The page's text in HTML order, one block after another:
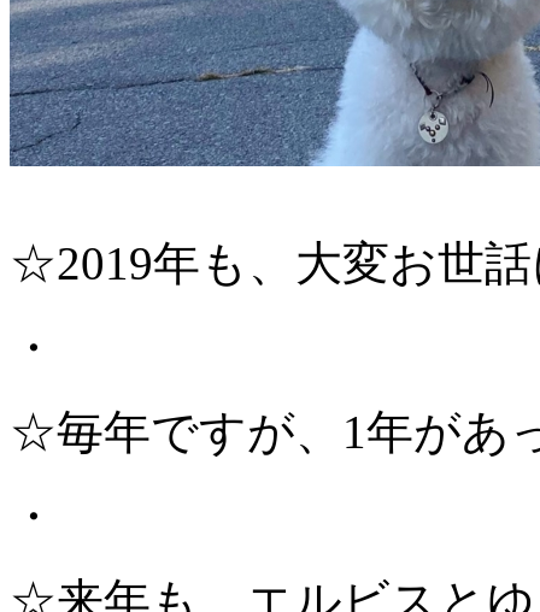
☆2019年も、大変お世
・
☆毎年ですが、1年があ
・
☆来年も、エルビスと